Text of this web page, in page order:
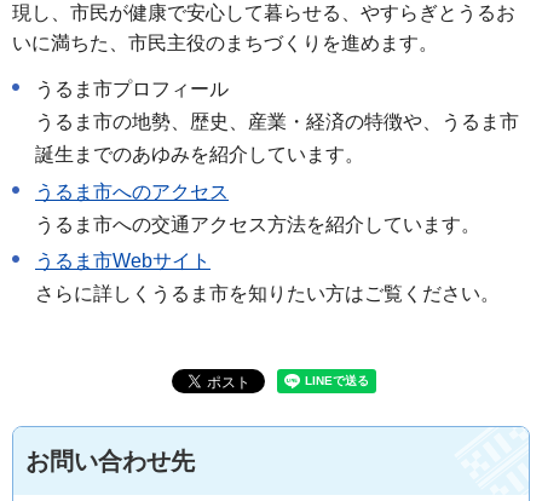
現し、市民が健康で安心して暮らせる、やすらぎとうるお
いに満ちた、市民主役のまちづくりを進めます。
うるま市プロフィール
うるま市の地勢、歴史、産業・経済の特徴や、うるま市
誕生までのあゆみを紹介しています。
うるま市へのアクセス
うるま市への交通アクセス方法を紹介しています。
うるま市Webサイト
さらに詳しくうるま市を知りたい方はご覧ください。
お問い合わせ先